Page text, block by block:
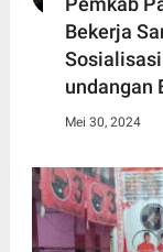
Bekerja
undangan
Mei 30, 2024